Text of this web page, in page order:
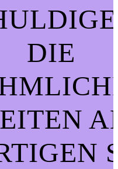
DIE